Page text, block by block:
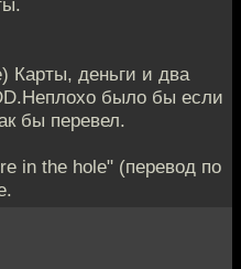
Карты, деньги и два
было бы если
бы перевел.
in the hole" (перевод по